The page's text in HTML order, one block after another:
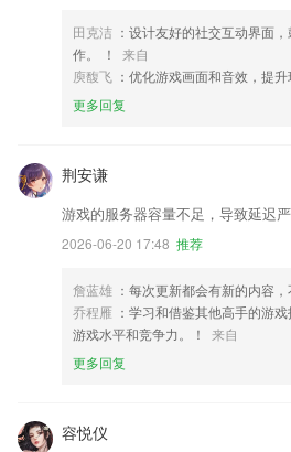
田克洁 ：设计友好的社交互动界面
作。 ！
来自
庾馥飞 ：优化游戏画面和音效，提升
更多回复
荆安谦
游戏的服务器容量不足，导致延迟
2026-06-20 17:48 推荐
詹蓝雄 ：每次更新都会有新的内容
乔程雁 ：学习和借鉴其他高手的游
游戏水平和竞争力。！
来自
更多回复
容悦仪